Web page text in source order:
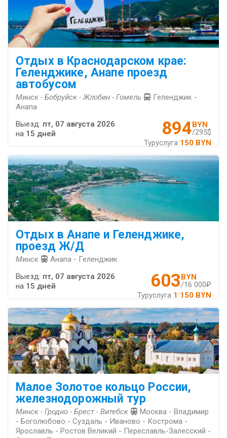
Отдых в Краснодарском крае:
Геленджике, Анапе проезд
автобусом
Минск - Бобруйск - Жлобин - Гомель
Геленджик -
Анапа
894BYN
/295$
Туруслуга 150 BYN
Выезд: пт, 07 августа 2026
на 15 дней
Отдых в Анапе и Геленджике,
проезд Ж/Д
Минск Анапа - Геленджик
603BYN
/16 000₽
Туруслуга 1 150 BYN
Выезд: пт, 07 августа 2026
на 15 дней
Малое Золотое кольцо России,
железнодорожный тур
Минск - Гродно - Брест - Витебск
Москва - Владимир
- Боголюбово - Суздаль - Иваново - Кострома -
Ярославль - Ростов Великий - Переславль-Залесский -